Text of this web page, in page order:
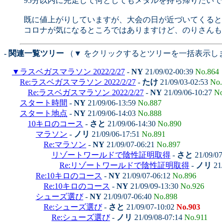
既に値上がりしていますが、大会の日が近づいてくる
コロナが気になるところではありますけど、のりさん
- 関連一覧ツリー （▼ をクリックするとツリーを一括表示し
▼ ラスベガスマラソン 2022/2/27 - NY 21/09/02-00:39 No.864
Re:ラスベガスマラソン 2022/2/27 - たけ 21/09/03-02:53
Re:ラスベガスマラソン 2022/2/27 - NY 21/09/06-10:27
スタート時間 - NY 21/09/06-13:59 No.887
スタート地点 - NY 21/09/06-14:03 No.888
10キロのコース - さと 21/09/06-14:30 No.890
マラソン - ノリ 21/09/06-17:51 No.891
Re:マラソン - NY 21/09/07-06:21 No.897
リゾートワールドで陰性証明取得 - さと 21/09/
Re:リゾートワールドで陰性証明取得 - ノリ
Re:10キロのコース - NY 21/09/07-06:12 No.896
Re:10キロのコース - NY 21/09/09-13:30 No.926
シューズ選び- NY 21/09/07-06:40 No.898
Re:シューズ選び- さと 21/09/07-10:02 No.903
Re:シューズ選び- ノリ 21/09/08-07:14 No.911